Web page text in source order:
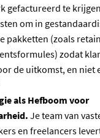
gefactureerd te
om in
pakketten (zoals
zodat
de uitkomst, en niet
als Hefboom voor
Je team van
en freelancers